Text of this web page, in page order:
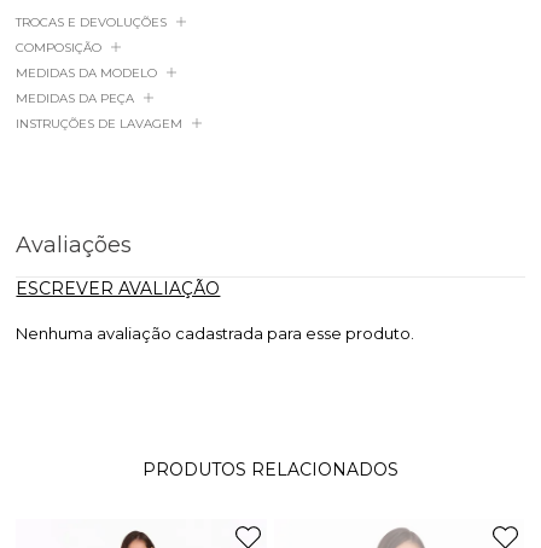
TROCAS E DEVOLUÇÕES
MEDIDAS DA PEÇA
MEDIDAS DA MODELO
INSTRUÇÕES DE LAVAGEM
COMPOSIÇÃO
Avaliações
ESCREVER AVALIAÇÃO
Nenhuma avaliação cadastrada para esse produto.
PRODUTOS RELACIONADOS